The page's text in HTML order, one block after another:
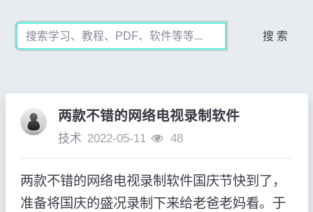
搜 索
两款不错的网络电视录制软件
技术 2022-05-11 48
两款不错的网络电视录制软件国庆节快到了，
准备将国庆的盛况录制下来给老爸老妈看。于